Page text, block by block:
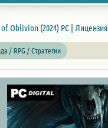
Oblivion (2024) PC | Лицензия
/ RPG / Стратегии